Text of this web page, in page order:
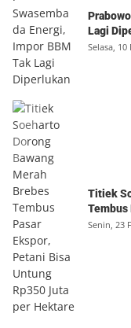
Lagi
Selasa, 10
Titiek
Tembus
Juta
Senin, 23